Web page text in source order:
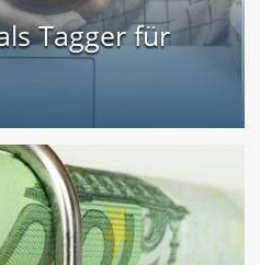
Tagger für